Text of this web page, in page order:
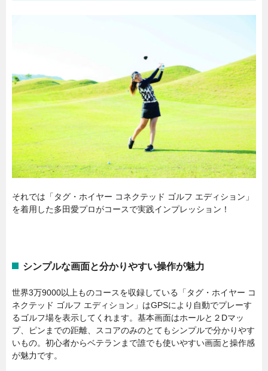
それでは「タグ・ホイヤー コネクテッド ゴルフ エディション」
を着用した多田愛プロがコースで実践インプレッション！
シンプルな画面と分かりやすい操作が魅力
世界3万9000以上ものコースを収録している「タグ・ホイヤー コ
ネクテッド ゴルフ エディション」はGPSにより自動でプレーす
るゴルフ場を表示してくれます。基本画面はホールと２Dマッ
プ、ピンまでの距離、スコアのみのとてもシンプルで分かりやす
いもの。初心者からベテランまで誰でも使いやすい画面と操作感
が魅力です。